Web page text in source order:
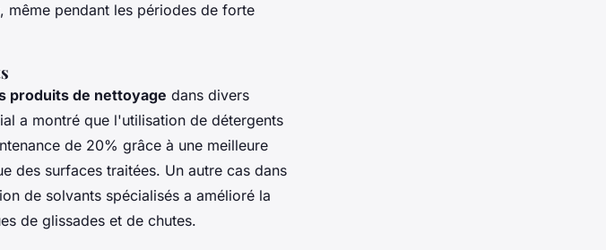
même pendant les périodes de forte
produits de nettoyage dans divers
a montré que l'utilisation de détergents
de 20% grâce à une meilleure
des surfaces traitées. Un autre cas dans
de solvants spécialisés a amélioré la
de glissades et de chutes.